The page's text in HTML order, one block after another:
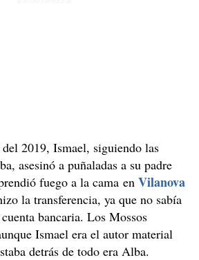
2019, Ismael, siguiendo las
asesinó a puñaladas a su padre
fuego a la cama en Vilanova
la transferencia, ya que no sabía
bancaria. Los Mossos
Ismael era el autor material
detrás de todo era Alba.